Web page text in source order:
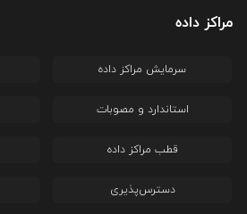
مراکز داده
سرمایش مراکز داده
استاندارد و مصوبات
قطب مراکز داده
دسترس‌پذیری